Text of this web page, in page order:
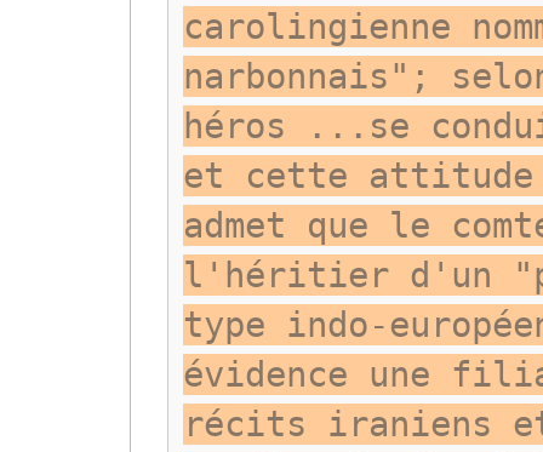
carolingienne
narbonnais";
héros ...se
et cette attitude
admet que le
l'héritier d'un
type indo-
évidence une
récits iraniens